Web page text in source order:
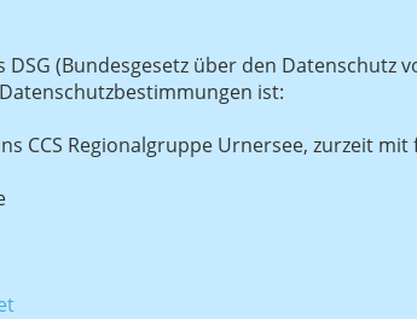
(Bundesgesetz über den Datenschutz
ist:
CCS Regionalgruppe Urnersee, zurzeit